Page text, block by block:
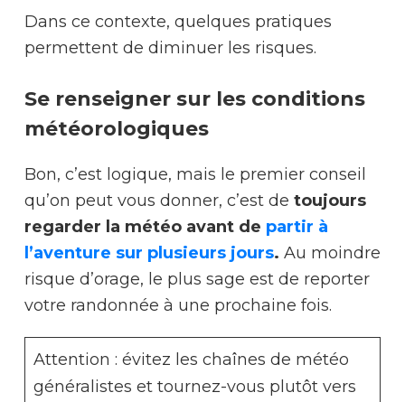
Dans ce contexte, quelques pratiques
permettent de diminuer les risques.
Se renseigner sur les conditions
météorologiques
Bon, c’est logique, mais le premier conseil
qu’on peut vous donner, c’est de toujours
regarder la météo avant de partir à
l’aventure sur plusieurs jours. Au moindre
risque d’orage, le plus sage est de reporter
votre randonnée à une prochaine fois.
Attention : évitez les chaînes de météo
généralistes et tournez-vous plutôt vers